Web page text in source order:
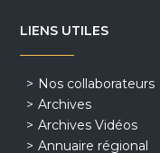
LIENS UTILES
Nos collaborateurs
Archives
Archives Vidéos
Annuaire régional